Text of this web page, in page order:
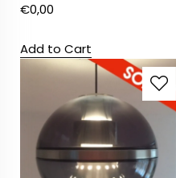
€0,00
Add to Cart